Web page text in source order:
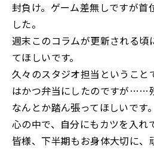
封負け。ゲーム差無しですが首
した。
週末このコラムが更新される頃
てほしいです。
久々のスタジオ担当ということ
はかつ弁当にしたのですが……
なんとか踏ん張ってほしいです
心の中で、自分にもカツを入れ
皆様、下半期もお身体大切に、